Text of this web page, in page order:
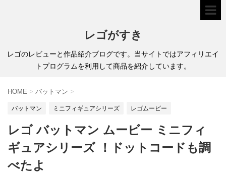
レゴがすき
レゴのレビューと作品紹介ブログです。当サイトではアフィリエイ
トプログラムを利用して商品を紹介しています。
HOME > バットマン >
バットマン ミニフィギュアシリーズ レゴムービー
レゴ バットマン ムービー ミニフィ
ギュアシリーズ ！ドットコードも調
べたよ